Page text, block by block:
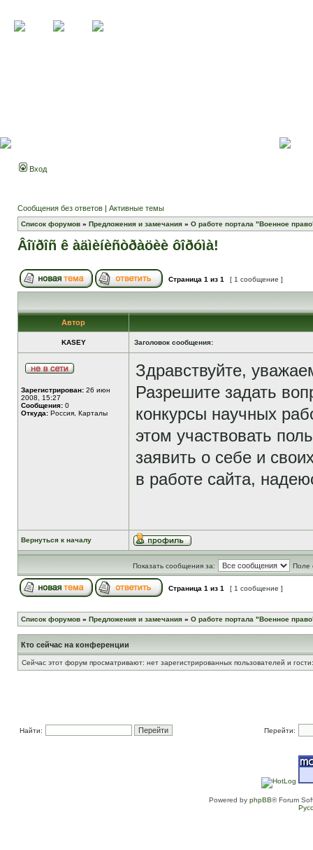
Вход
Сообщения без ответов | Активные темы
Список форумов » Предложения и замечания » О работе портала "Военное
Âîïðîñ ê àäìèíèñòðàöèè ôîðóìà!
Страница 1 из 1 [ 1 сообщение ]
Автор
KASEY Заголовок сообщения:
Зарегистрирован: 26 июн
2008, 15:27
Сообщения: 0
Откуда: Россия, Карталы
Здравствуйте,
Разрешите задать
конкурсы научных
этом участвовать
заявить о себе и
в работе сайта,
Вернуться к началу
Показать сообщения за: Поле
Страница 1 из 1 [ 1 сообщение ]
Список форумов » Предложения и замечания » О работе портала "Военное
Кто сейчас на конференции
Сейчас этот форум просматривают: нет зарегистрированных пользователей и
Найти: Перейти:
Powered by phpBB® Forum